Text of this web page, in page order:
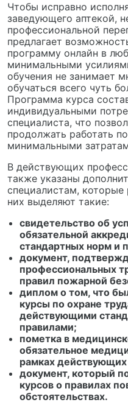
Чтобы исправно
заведующего аптекой,
профессиональной
предлагает
программу онлайн в
минимальными
обучения не занимает
обучаться всего чуть
Программа курса
индивидуальными
специалиста, что
продолжать работать
минимальными
В действующих
также указаны
специалистам, которые
них выделяют такие:
свидетельство об
обязательной
стандартных норм и
документ,
профессиональных
правил пожарной
диплом о том, что
курсы по охране
действующими
правилами;
пометка в
обязательное
рамках действующих
документ, который
курсов о правилах
обстоятельствах.